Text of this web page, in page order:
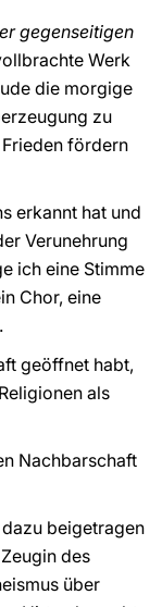
gegenseitigen
Werk
die morgige
zu
fördern
erkannt hat und
Verunehrung
ich eine Stimme
Chor, eine
geöffnet habt,
als
Nachbarschaft
beigetragen
des
über